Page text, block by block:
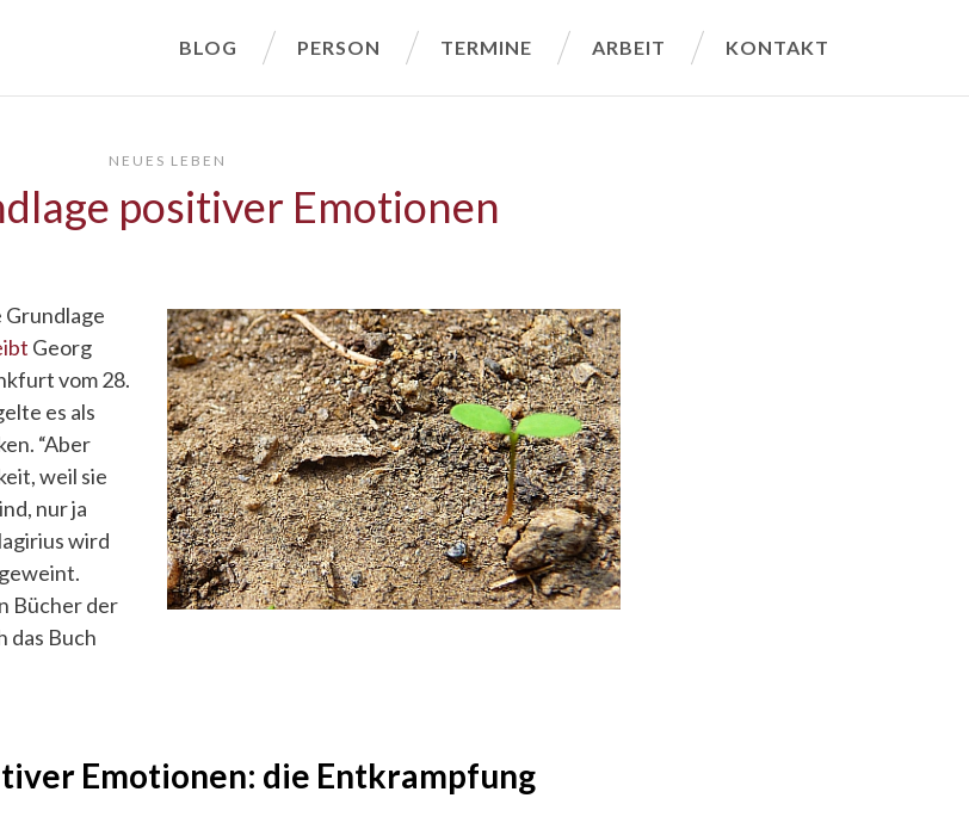
BLOG PERSON TERMINE ARBEIT KONTAKT
NEUES LEBEN
positiver Emotionen
Grundlage
Georg
vom 28.
es als
“Aber
weil sie
nur ja
wird
Bücher der
das Buch
Emotionen: die Entkrampfung